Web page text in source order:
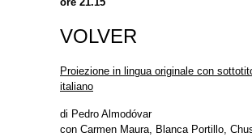
VOLVER
Proiezione in lingua originale con
italiano
di Pedro Almodóvar
con Carmen Maura, Blanca Portillo,